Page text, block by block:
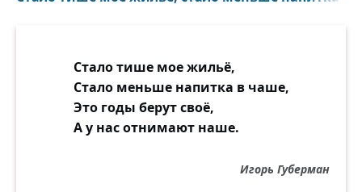
Стало тише мое жильё,
Стало меньше напитка в чаше,
Это годы берут своё,
А у нас отнимают наше.
Игорь Губерман